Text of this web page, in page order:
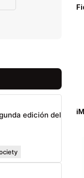
edición del